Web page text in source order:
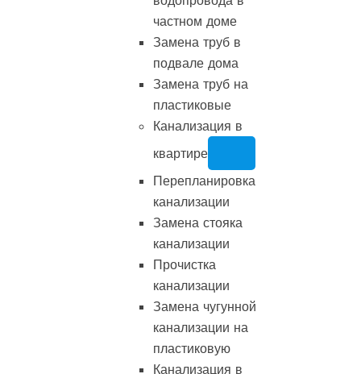
частном доме
Замена труб в
подвале дома
Замена труб на
пластиковые
Канализация в
квартире
Перепланировка
канализации
Замена стояка
канализации
Прочистка
канализации
Замена чугунной
канализации на
пластиковую
Канализация в